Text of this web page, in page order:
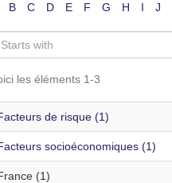
B C D E F G H I J
les éléments 1-3
de risque (1)
socioéconomiques (1)
(1)